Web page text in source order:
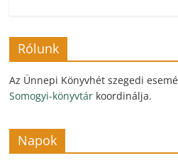
Rólunk
Az Ünnepi Könyvhét szegedi
Somogyi-könyvtár koordinálja.
Napok